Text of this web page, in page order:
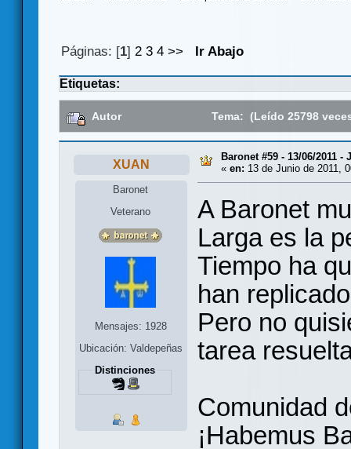
Páginas: [1]2 3 4 >> Ir Abajo
Etiquetas:
Autor Tema: (Leído 25798
XUAN
Baronet
Veterano
Mensajes: 1928
Ubicación: Valdepeñas
Distinciones
Baronet #59 - 13/06/2011 -
« en: 13 de Junio de 2011,
A Baronet
Larga es la
Tiempo ha
han
Pero no
tarea
Comunidad
¡Habemus